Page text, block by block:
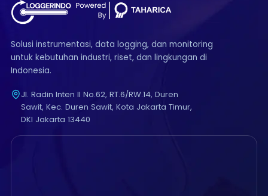
Solusi instrumentasi, data logging, dan monitoring
untuk kebutuhan industri, riset, dan lingkungan di
Indonesia.
Jl. Radin Inten II No.62, RT.6/RW.14, Duren
Sawit, Kec. Duren Sawit, Kota Jakarta Timur,
DKI Jakarta 13440